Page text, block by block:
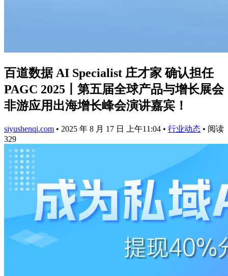
百道数据 AI Specialist 庄才家 确认担任
PAGC 2025丨第五届全球产品与增长展会
非游应用出海增长峰会演讲嘉宾！
siyushenqi.com • 2025 年 8 月 17 日 上午11:04 • 行业动态 • 阅读
329